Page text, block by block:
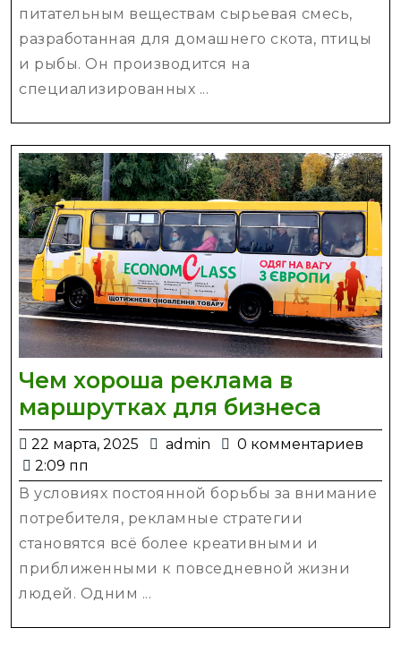
питательным веществам сырьевая смесь,
разработанная для домашнего скота, птицы
и рыбы. Он производится на
специализированных ...
Чем хороша реклама в
маршрутках для бизнеса
в
22 марта, 2025
22
2025
admin admin
0 комментариев
2:09 пп
В условиях постоянной борьбы за внимание
потребителя, рекламные стратегии
становятся всё более креативными и
приближенными к повседневной жизни
людей. Одним ...